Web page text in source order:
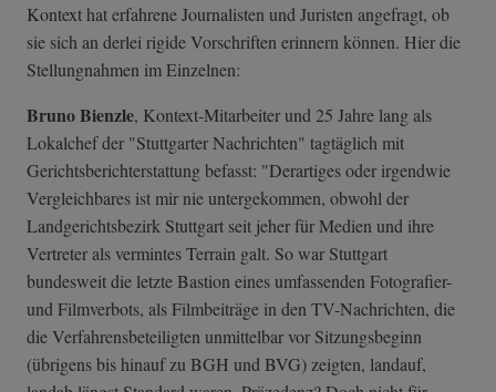
Kontext hat erfahrene Journalisten und Juristen angefragt, ob
sie sich an derlei rigide Vorschriften erinnern können. Hier die
Stellungnahmen im Einzelnen:
Bruno Bienzle, Kontext-Mitarbeiter und 25 Jahre lang als
Lokalchef der "Stuttgarter Nachrichten" tagtäglich mit
Gerichtsberichterstattung befasst: "Derartiges oder irgendwie
Vergleichbares ist mir nie untergekommen, obwohl der
Landgerichtsbezirk Stuttgart seit jeher für Medien und ihre
Vertreter als vermintes Terrain galt. So war Stuttgart
bundesweit die letzte Bastion eines umfassenden Fotografier-
und Filmverbots, als Filmbeiträge in den TV-Nachrichten, die
die Verfahrensbeteiligten unmittelbar vor Sitzungsbeginn
(übrigens bis hinauf zu BGH und BVG) zeigten, landauf,